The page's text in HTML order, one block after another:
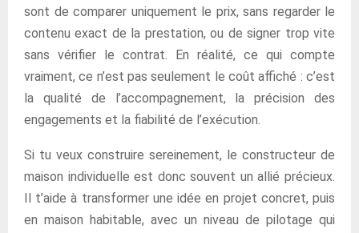
sont de comparer uniquement le prix, sans regarder le
contenu exact de la prestation, ou de signer trop vite
sans vérifier le contrat. En réalité, ce qui compte
vraiment, ce n’est pas seulement le coût affiché : c’est
la qualité de l’accompagnement, la précision des
engagements et la fiabilité de l’exécution.
Si tu veux construire sereinement, le constructeur de
maison individuelle est donc souvent un allié précieux.
Il t’aide à transformer une idée en projet concret, puis
en maison habitable, avec un niveau de pilotage qui